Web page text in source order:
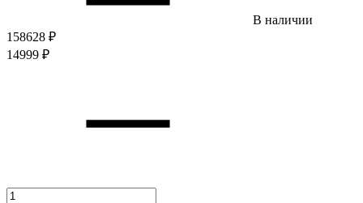
В наличии
158628 ₽
14999 ₽